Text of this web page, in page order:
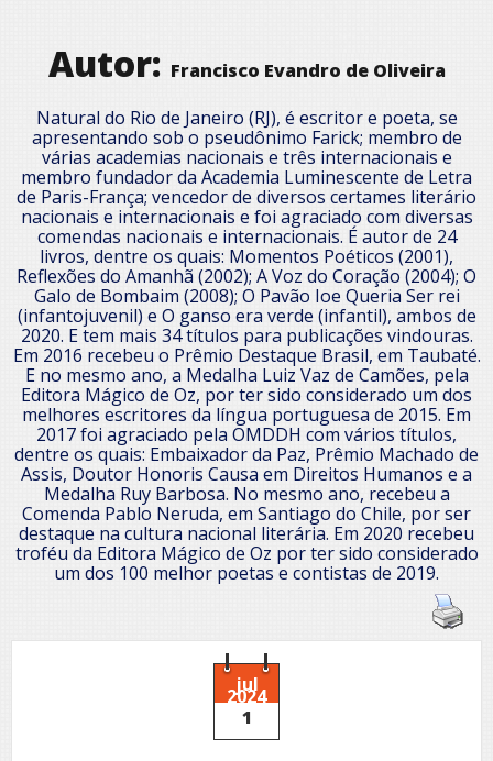
Autor: Francisco Evandro de Oliveira
Natural do Rio de Janeiro (RJ), é escritor e poeta, se
apresentando sob o pseudônimo Farick; membro de
várias academias nacionais e três internacionais e
membro fundador da Academia Luminescente de Letra
de Paris-França; vencedor de diversos certames literário
nacionais e internacionais e foi agraciado com diversas
comendas nacionais e internacionais. É autor de 24
livros, dentre os quais: Momentos Poéticos (2001),
Reflexões do Amanhã (2002); A Voz do Coração (2004); O
Galo de Bombaim (2008); O Pavão Ioe Queria Ser rei
(infantojuvenil) e O ganso era verde (infantil), ambos de
2020. E tem mais 34 títulos para publicações vindouras.
Em 2016 recebeu o Prêmio Destaque Brasil, em Taubaté.
E no mesmo ano, a Medalha Luiz Vaz de Camões, pela
Editora Mágico de Oz, por ter sido considerado um dos
melhores escritores da língua portuguesa de 2015. Em
2017 foi agraciado pela OMDDH com vários títulos,
dentre os quais: Embaixador da Paz, Prêmio Machado de
Assis, Doutor Honoris Causa em Direitos Humanos e a
Medalha Ruy Barbosa. No mesmo ano, recebeu a
Comenda Pablo Neruda, em Santiago do Chile, por ser
destaque na cultura nacional literária. Em 2020 recebeu
troféu da Editora Mágico de Oz por ter sido considerado
um dos 100 melhor poetas e contistas de 2019.
jul
2024
1